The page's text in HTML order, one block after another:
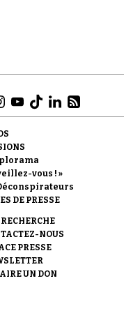
vous ! »
DE PRESSE
RECHERCHE
NOUS
PRESSE
UN DON